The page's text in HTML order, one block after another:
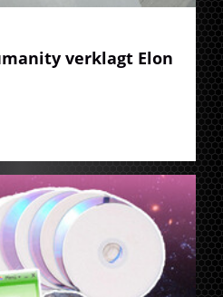
verklagt Elon